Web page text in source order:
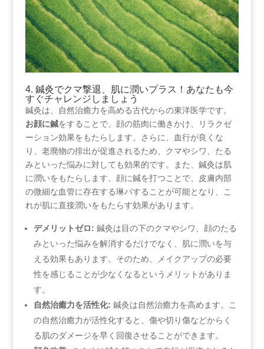
4. 鍼灸でクマ撃退、肌に潤いプラス！あなたも今
すぐチャレンジしましょう
鍼灸は、自然治癒力を高める古代からの東洋医学です。
お顔に鍼をすることで、顔の筋肉に働きかけ、リラクゼ
ーション効果をもたらします。さらに、血行が良くな
り、老廃物の排出が促進されるため、クマやシワ、たる
みといった悩みに対しても効果的です。また、鍼灸は肌
に潤いをもたらします。顔に鍼を打つことで、皮膚内部
の微細な血管に存在する琳パすることが可能となり、こ
れが肌に直接潤いをもたらす効果があります。
デメリットゼロ: 鍼灸は目の下のクマやシワ、顔のたる
みといった悩みを解消するだけでなく、肌に潤いを与
える効果もあります。そのため、メイクアップの必要
性を感じることが少なくなるというメリットがありま
す。
自然治癒力を活性化: ⁤鍼灸は自然治癒力を高めます。こ
の自然治癒力が活性化すると、傷や切り傷などからく
る肌のダメージを早く回復させることができます。